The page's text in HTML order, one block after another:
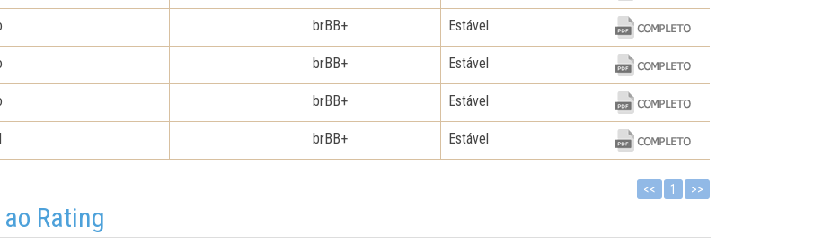
brBB+ Estável
brBB+ Estável
brBB+ Estável
brBB+ Estável
<< 1 >>
Rating